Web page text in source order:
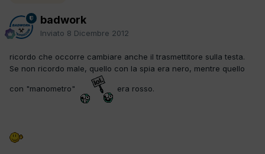
badwork
Inviato 8 Dicembre 2012
ricordo che occorre cambiare anche il trasmettitore sulla testa.
Se non ricordo male, quello con la spia era nero, mentre quello
con "manometro" era rosso.